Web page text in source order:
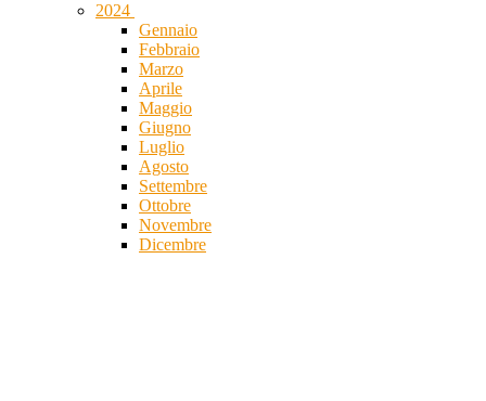
2024
Gennaio
Febbraio
Marzo
Aprile
Maggio
Giugno
Luglio
Agosto
Settembre
Ottobre
Novembre
Dicembre